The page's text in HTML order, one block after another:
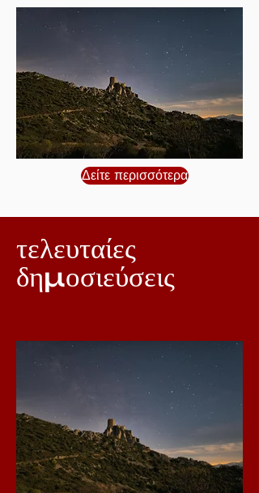
Δείτε περισσότερα
τελευταίες
δημοσιεύσεις